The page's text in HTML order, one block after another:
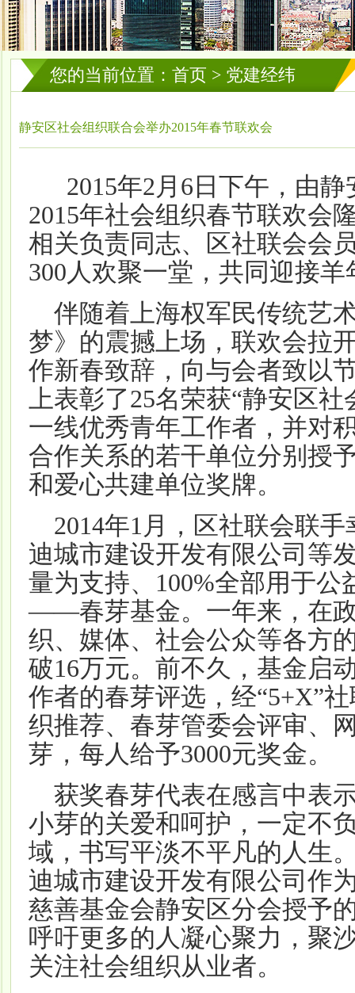
您的当前位置：首页 > 党建经纬
静安区社会组织联合会举办2015年春节联欢会
2015年2月6日下午，由
2015年社会组织春节联欢会
相关负责同志、区社联会会
300人欢聚一堂，共同迎接羊
伴随着上海权军民传统艺
梦》的震撼上场，联欢会拉
作新春致辞，向与会者致以
上表彰了25名荣获“静安区
一线优秀青年工作者，并对
合作关系的若干单位分别授
和爱心共建单位奖牌。
2014年1月，区社联会联
迪城市建设开发有限公司等
量为支持、100%全部用于
——春芽基金。一年来，在
织、媒体、社会公众等各方
破16万元。前不久，基金启
作者的春芽评选，经“5+X”
织推荐、春芽管委会评审、
芽，每人给予3000元奖金。
获奖春芽代表在感言中表
小芽的关爱和呵护，一定不
域，书写平淡不平凡的人生
迪城市建设开发有限公司作
慈善基金会静安区分会授予
呼吁更多的人凝心聚力，聚
关注社会组织从业者。